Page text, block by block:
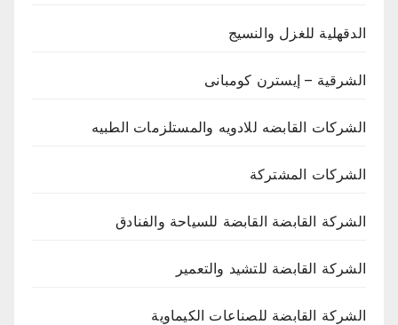
الدقهلية للغزل والنسيج
الشرقية – إيسترن كومبانى
الشركات القابضه للادويه والمستلزمات الطبيه
الشركات المشتركة
الشركة القابضة القابضة للسياحة والفنادق
الشركة القابضة للتشيد والتعمير
الشركة القابضة للصناعات الكيماوية